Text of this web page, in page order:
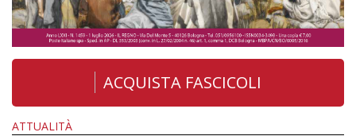
ACQUISTA FASCICOLI
ATTUALITÀ